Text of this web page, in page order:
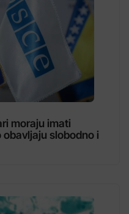
moraju imati
slobodno i